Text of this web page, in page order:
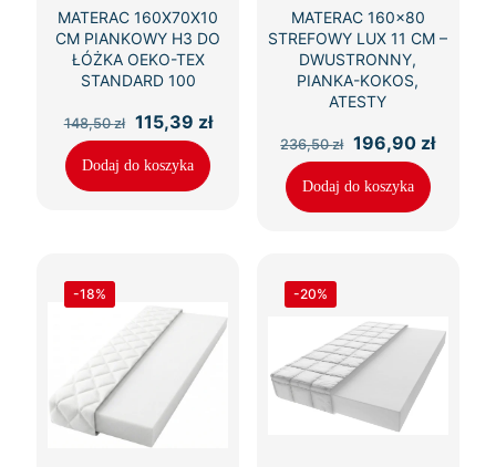
MATERAC 160X70X10
CM PIANKOWY H3 DO
ŁÓŻKA OEKO-TEX
STANDARD 100
148,50zł
Pierwotna
cena
wynosiła:
148,50 zł.
115,39 złAktualna
115,39 zł.
Dodaj do koszyka
MATERAC 160×80
STREFOWY LUX 11 CM –
DWUSTRONNY,
PIANKA-KOKOS,
ATESTY
236,50zł Pierwotna
cena
wynosiła:
236,50 zł.
196,90 zł
Dodaj do koszyka
-18% -20%